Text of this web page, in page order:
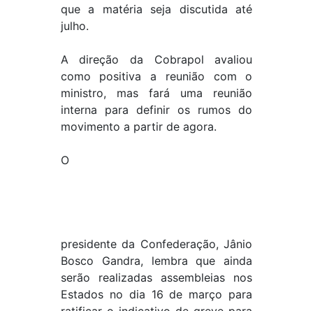
que a matéria seja discutida até
julho.
A direção da Cobrapol avaliou
como positiva a reunião com o
ministro, mas fará uma reunião
interna para definir os rumos do
movimento a partir de agora.
O
presidente da Confederação, Jânio
Bosco Gandra, lembra que ainda
serão realizadas assembleias nos
Estados no dia 16 de março para